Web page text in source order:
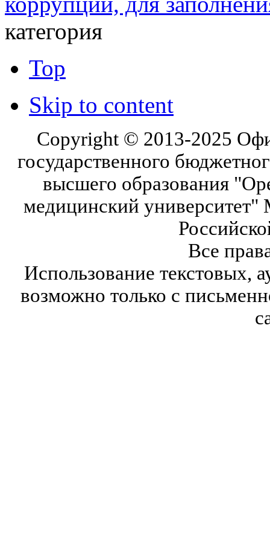
категория
Top
Skip to content
Copyright © 2013-2025
государственного
высшего образования
медицинский университет"
Все
Использование текстовых,
возможно только с